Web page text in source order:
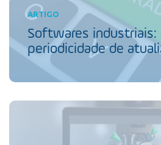
ARTIGO
Softwares industriais:
periodicidade de